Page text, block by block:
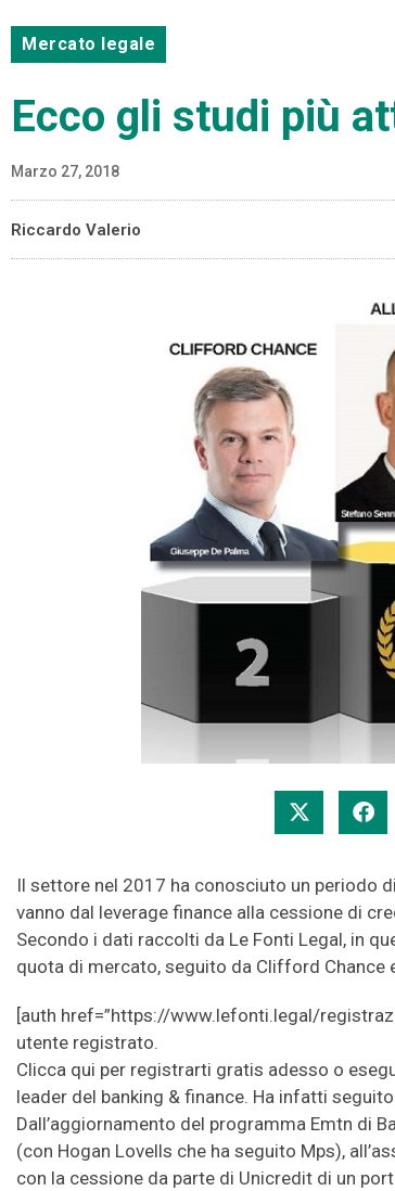
Mercato legale
Ecco gli studi più
Marzo 27, 2018
Riccardo Valerio
Il settore nel 2017 ha conosciuto un periodo
vanno dal leverage finance alla cessione di
Secondo i dati raccolti da Le Fonti Legal, in
quota di mercato, seguito da Clifford Chance
[auth href=”https://www.lefonti.legal/
utente registrato.
Clicca qui per registrarti gratis adesso o
leader del banking & finance. Ha infatti
Dall’aggiornamento del programma Emtn di
(con Hogan Lovells che ha seguito Mps),
con la cessione da parte di Unicredit di un